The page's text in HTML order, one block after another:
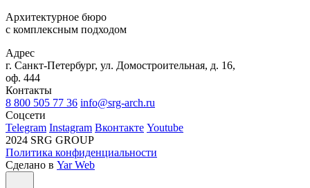
Архитектурное бюро
с комплексным подходом
Адрес
г. Санкт-Петербург, ул. Домостроительная, д. 16,
оф. 444
Контакты
8 800 505 77 36 info@srg-arch.ru
Соцсети
Telegram Instagram Вконтакте Youtube
2024 SRG GROUP
Политика конфиденциальности
Сделано в Yar Web